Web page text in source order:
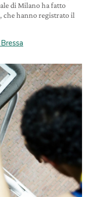
di Milano ha fatto
che hanno registrato il